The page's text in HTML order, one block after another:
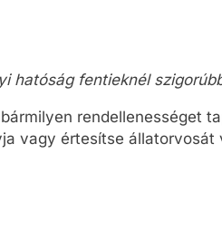
hatóság fentieknél
rendellenességet
vagy értesítse állatorvosát